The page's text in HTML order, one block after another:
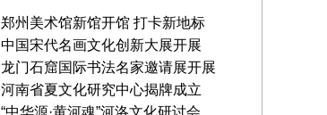
郑州美术馆新馆开馆 打卡新地标
中国宋代名画文化创新大展开展
龙门石窟国际书法名家邀请展开展
河南省夏文化研究中心揭牌成立
“中华源·黄河魂”河洛文化研讨会